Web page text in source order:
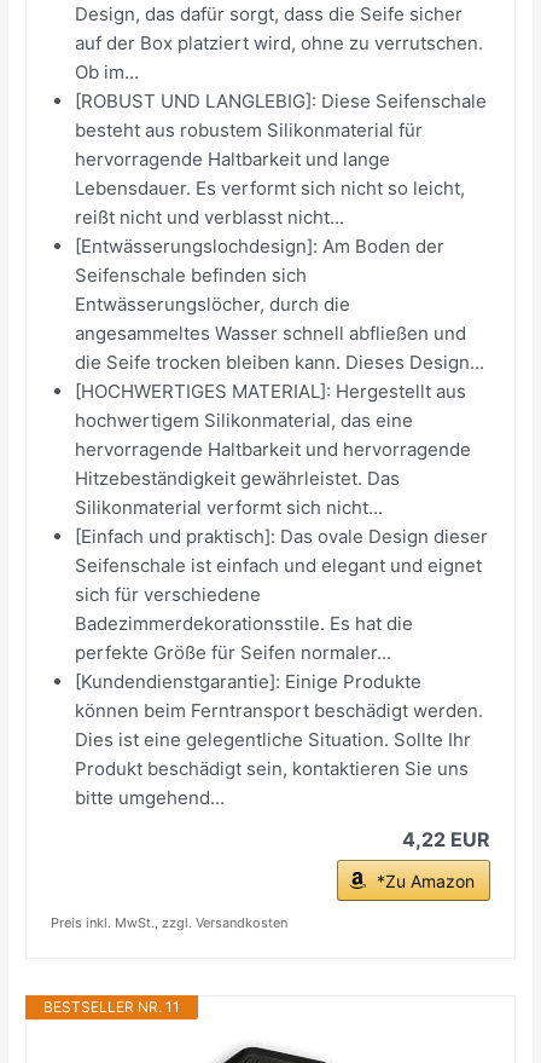
Design, das dafür sorgt, dass die Seife sicher
auf der Box platziert wird, ohne zu verrutschen.
Ob im...
[ROBUST UND LANGLEBIG]: Diese Seifenschale
besteht aus robustem Silikonmaterial für
hervorragende Haltbarkeit und lange
Lebensdauer. Es verformt sich nicht so leicht,
reißt nicht und verblasst nicht...
[Entwässerungslochdesign]: Am Boden der
Seifenschale befinden sich
Entwässerungslöcher, durch die
angesammeltes Wasser schnell abfließen und
die Seife trocken bleiben kann. Dieses Design...
[HOCHWERTIGES MATERIAL]: Hergestellt aus
hochwertigem Silikonmaterial, das eine
hervorragende Haltbarkeit und hervorragende
Hitzebeständigkeit gewährleistet. Das
Silikonmaterial verformt sich nicht...
[Einfach und praktisch]: Das ovale Design dieser
Seifenschale ist einfach und elegant und eignet
sich für verschiedene
Badezimmerdekorationsstile. Es hat die
perfekte Größe für Seifen normaler...
[Kundendienstgarantie]: Einige Produkte
können beim Ferntransport beschädigt werden.
Dies ist eine gelegentliche Situation. Sollte Ihr
Produkt beschädigt sein, kontaktieren Sie uns
bitte umgehend...
4,22 EUR
*Zu Amazon
Preis inkl. MwSt., zzgl. Versandkosten
BESTSELLER NR. 11